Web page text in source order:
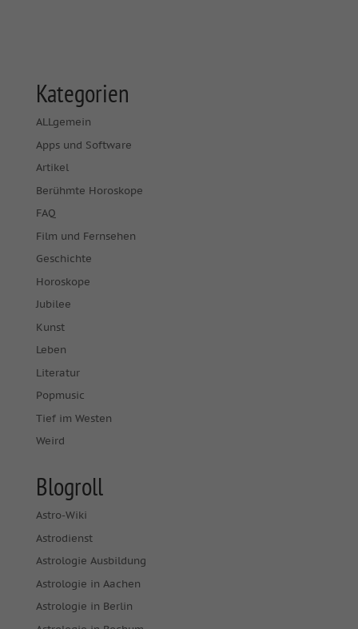
Kategorien
ALLgemein
Apps und Software
Artikel
Berühmte Horoskope
FAQ
Film und Fernsehen
Geschichte
Horoskope
Jubilee
Kunst
Leben
Literatur
Popmusic
Tief im Westen
Weird
Blogroll
Astro-Wiki
Astrodienst
Astrologie Ausbildung
Astrologie in Aachen
Astrologie in Berlin